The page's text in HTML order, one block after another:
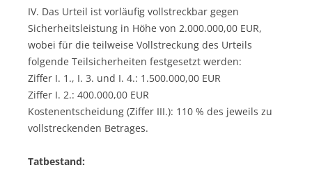
IV. Das Urteil ist vorläufig vollstreckbar gegen
Sicherheitsleistung in Höhe von 2.000.000,00 EUR,
wobei für die teilweise Vollstreckung des Urteils
folgende Teilsicherheiten festgesetzt werden:
Ziffer I. 1., I. 3. und I. 4.: 1.500.000,00 EUR
Ziffer I. 2.: 400.000,00 EUR
Kostenentscheidung (Ziffer III.): 110 % des jeweils zu
vollstreckenden Betrages.
Tatbestand: